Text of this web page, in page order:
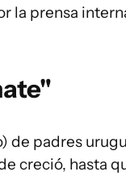
la prensa
de padres
creció, hasta